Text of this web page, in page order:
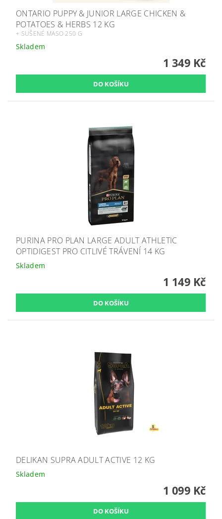
ONTARIO PUPPY & JUNIOR LARGE CHICKEN &
POTATOES & HERBS 12 KG
+ SUŠENÉ MASO 250 G
Skladem
1 349 Kč
PURINA PRO PLAN LARGE ADULT ATHLETIC
OPTIDIGEST PRO CITLIVÉ TRÁVENÍ 14 KG
Skladem
1 149 Kč
DELIKAN SUPRA ADULT ACTIVE 12 KG
Skladem
1 099 Kč